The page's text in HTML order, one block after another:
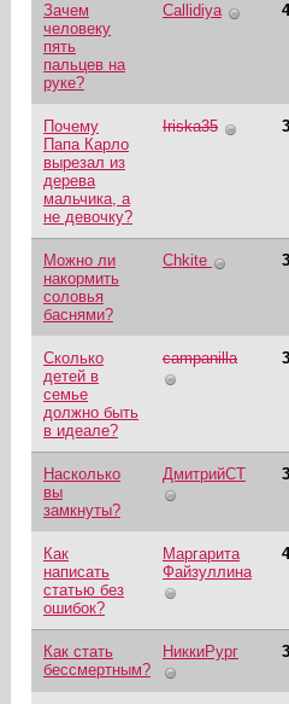
Зачем
человеку
пять
пальцев на
руке?
Callidiya 4
Почему
Папа Карло
вырезал из
дерева
мальчика, а
не девочку?
Iriska35 3
Можно ли
накормить
соловья
баснями?
Chkite 3
Сколько
детей в
семье
должно быть
в идеале?
campanilla 3
Насколько
вы
замкнуты?
ДмитрийСТ 3
Как
написать
статью без
ошибок?
Маргарита
Файзуллина
4
Как стать
бессмертным?
НиккиРург 3